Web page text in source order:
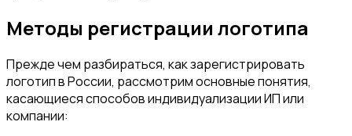
Методы регистрации логотипа
Прежде чем разбираться, как зарегистрировать
логотип в России, рассмотрим основные понятия,
касающиеся способов индивидуализации ИП или
компании: